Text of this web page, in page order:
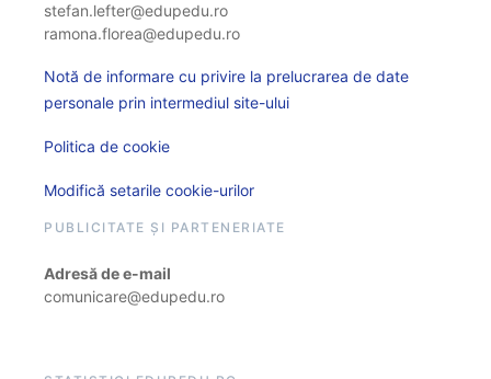
stefan.lefter@edupedu.ro
ramona.florea@edupedu.ro
Notă de informare cu privire la prelucrarea de date
personale prin intermediul site-ului
Politica de cookie
Modifică setarile cookie-urilor
PUBLICITATE ȘI PARTENERIATE
Adresă de e-mail
comunicare@edupedu.ro